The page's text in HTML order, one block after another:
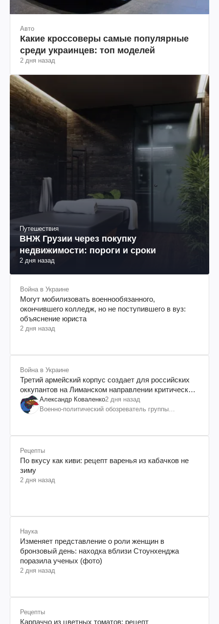
Авто
Какие кроссоверы самые популярные
среди украинцев: топ моделей
2 дня назад
Путешествия
ВНЖ Грузии через покупку
недвижимости: пороги и сроки
2 дня назад
Война в Украине
Могут мобилизовать военнообязанного,
окончившего колледж, но не поступившего в вуз:
объяснение юриста
2 дня назад
Война в Украине
Третий армейский корпус создает для российских
оккупантов на Лиманском направлении критический
дискомфорт: как это удалось
Александр Коваленко2 дня назад
Военно-политический обозреватель группы
Рецепты
По вкусу как киви: рецепт варенья из кабачков не
зиму
2 дня назад
Наука
Изменяет представление о роли женщин в
бронзовый день: находка вблизи Стоунхенджа
поразила ученых (фото)
2 дня назад
Рецепты
Карпаччо из цветных томатов: рецепт